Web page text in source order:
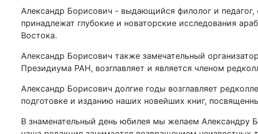
Александр Борисович - выдающийся филолог и
принадлежат глубокие и новаторские исследования
Востока.
Александр Борисович также замечательный
Президиума РАН, возглавляет и является членом
Александр Борисович долгие годы возглавляет
подготовке и изданию наших новейших книг,
В знаменательный день юбилея мы желаем Александру